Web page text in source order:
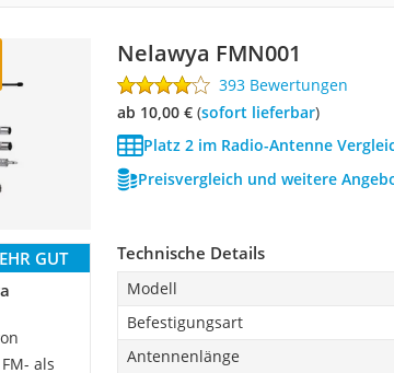
Nelawya FMN001
393 Bewertungen
ab 10,00 €( Sofort lieferbar)
Platz 2 im Radio-Antenne
Preisvergleich und weitere
GUT
als
Technische Details
Modell
Befestigungsart
Antennenlänge